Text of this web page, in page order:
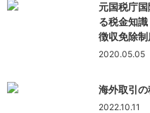
元国税庁
る税金知
徴収免除
2020.05.05
海外取引
2022.10.11